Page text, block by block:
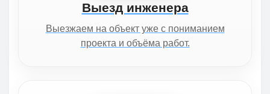
Выезд инженера
Выезжаем на объект уже с пониманием
проекта и объёма работ.